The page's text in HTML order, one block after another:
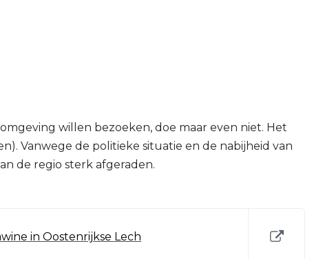
willen bezoeken, doe maar even niet. Het
Vanwege de politieke situatie en de nabijheid van
de regio sterk afgeraden.
in Oostenrijkse Lech